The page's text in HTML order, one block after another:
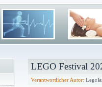
LEGO Festival
Verantwortlicher Autor: